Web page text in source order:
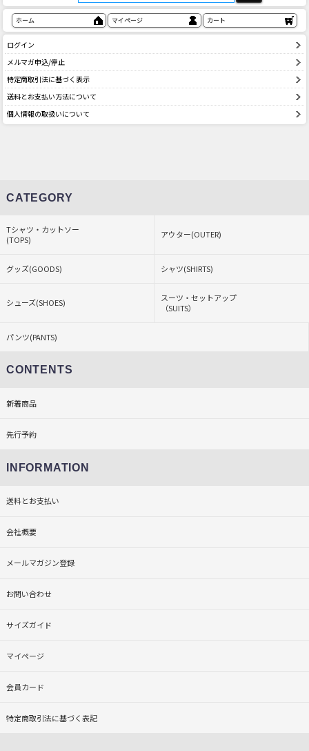
ホーム マイページ カート
ログイン
メルマガ申込/停止
特定商取引法に基づく表示
送料とお支払い方法について
個人情報の取扱いについて
CATEGORY
Tシャツ・カットソー
(TOPS)
アウター(OUTER)
グッズ(GOODS) シャツ(SHIRTS)
シューズ(SHOES)
スーツ・セットアップ
（SUITS）
パンツ(PANTS)
CONTENTS
新着商品
先行予約
INFORMATION
送料とお支払い
会社概要
メールマガジン登録
お問い合わせ
サイズガイド
マイページ
会員カード
特定商取引法に基づく表記